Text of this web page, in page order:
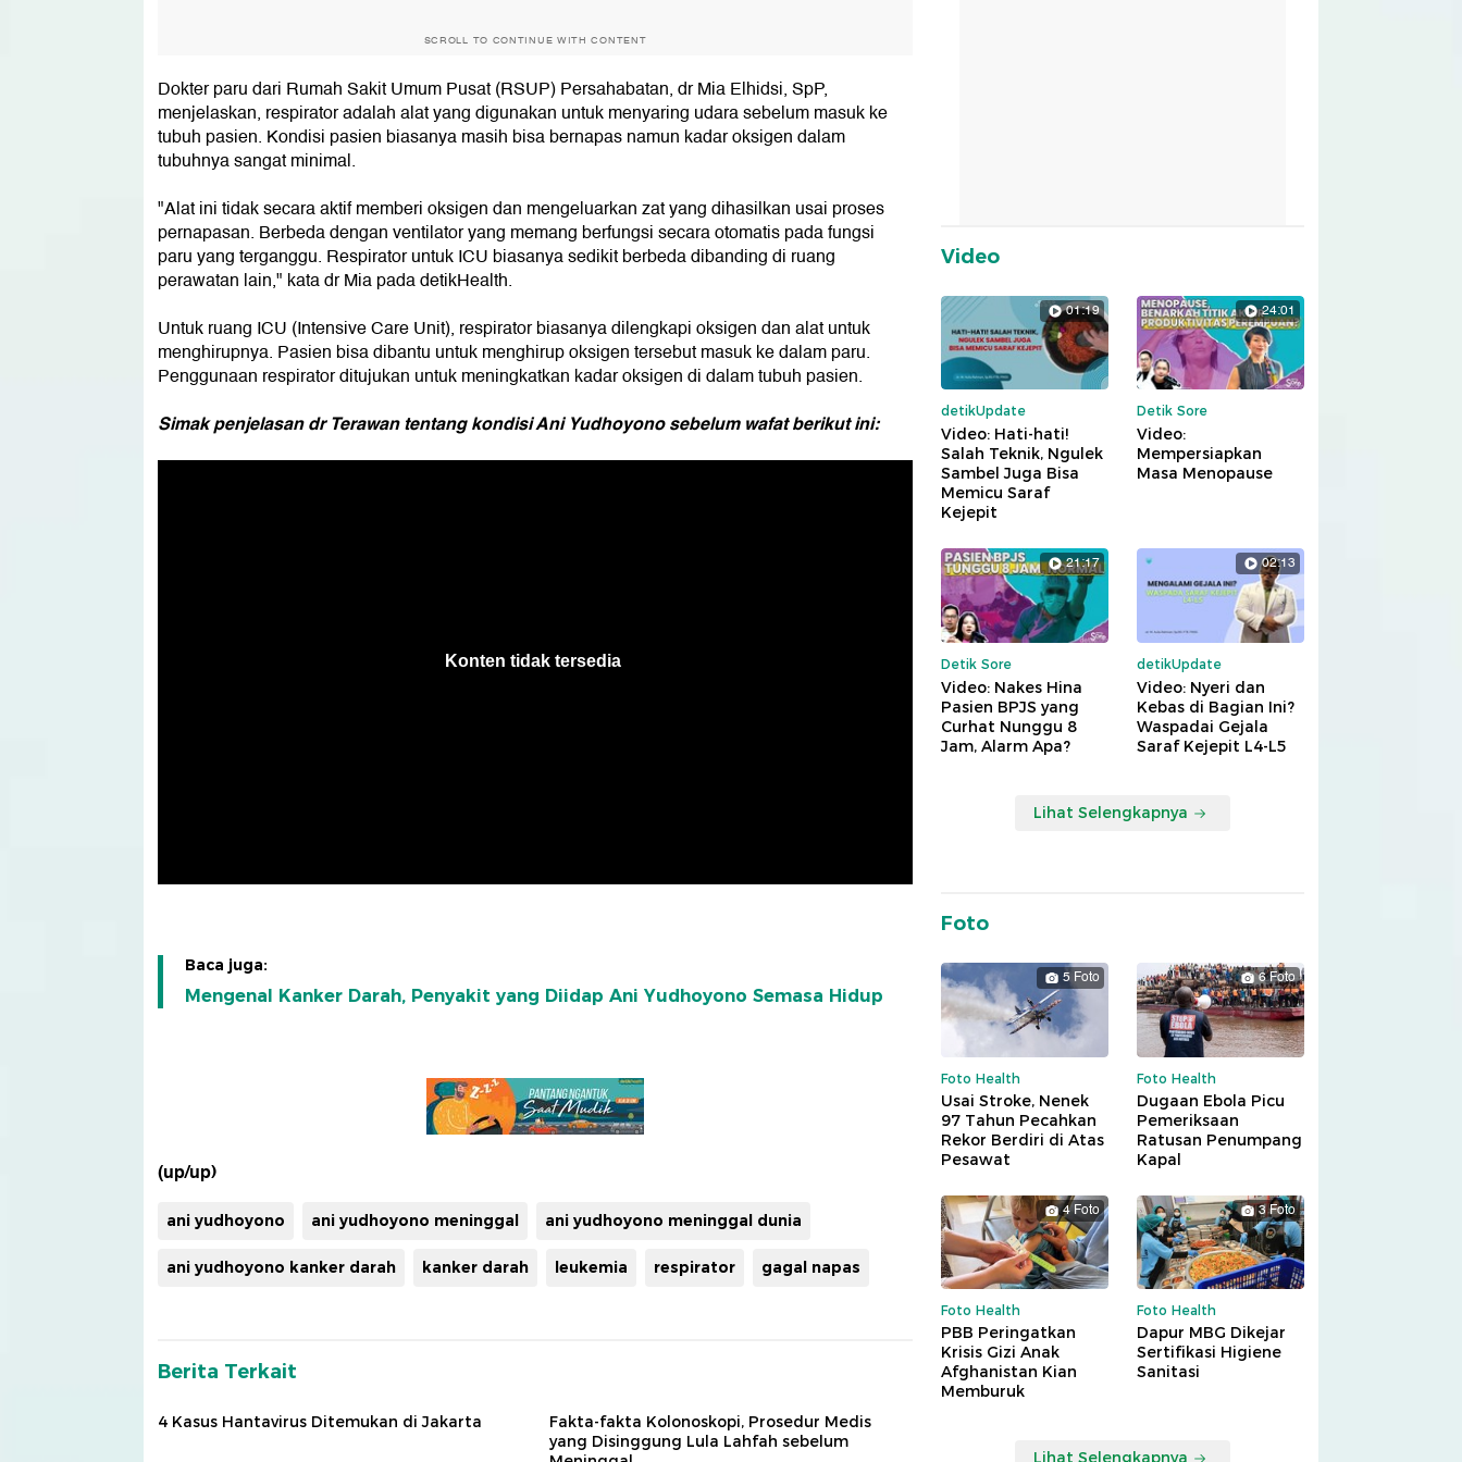
SCROLL TO CONTINUE WITH CONTENT
Dokter paru dari Rumah Sakit Umum Pusat (RSUP) Persahabatan, dr Mia Elhidsi, SpP,
menjelaskan, respirator adalah alat yang digunakan untuk menyaring udara sebelum masuk ke
tubuh pasien. Kondisi pasien biasanya masih bisa bernapas namun kadar oksigen dalam
tubuhnya sangat minimal.
"Alat ini tidak secara aktif memberi oksigen dan mengeluarkan zat yang dihasilkan usai proses
pernapasan. Berbeda dengan ventilator yang memang berfungsi secara otomatis pada fungsi
paru yang terganggu. Respirator untuk ICU biasanya sedikit berbeda dibanding di ruang
perawatan lain," kata dr Mia pada detikHealth.
Untuk ruang ICU (Intensive Care Unit), respirator biasanya dilengkapi oksigen dan alat untuk
menghirupnya. Pasien bisa dibantu untuk menghirup oksigen tersebut masuk ke dalam paru.
Penggunaan respirator ditujukan untuk meningkatkan kadar oksigen di dalam tubuh pasien.
Simak penjelasan dr Terawan tentang kondisi Ani Yudhoyono sebelum wafat berikut ini:
Baca juga:
Mengenal Kanker Darah, Penyakit yang Diidap Ani Yudhoyono Semasa Hidup
(up/up)
ani yudhoyono ani yudhoyono meninggal ani yudhoyono meninggal dunia
ani yudhoyono kanker darah kanker darah leukemia respirator gagal napas
Berita Terkait
4 Kasus Hantavirus Ditemukan di Jakarta
Fakta-fakta Kolonoskopi, Prosedur Medis
yang Disinggung Lula Lahfah sebelum
Video
01:19
detikUpdate
Video: Hati-hati!
Salah Teknik, Ngulek
Sambel Juga Bisa
Memicu Saraf
Kejepit
24:01
Detik Sore
Video:
Mempersiapkan
Masa Menopause
21:17
Detik Sore
Video: Nakes Hina
Pasien BPJS yang
Curhat Nunggu 8
Jam, Alarm Apa?
02:13
detikUpdate
Video: Nyeri dan
Kebas di Bagian Ini?
Waspadai Gejala
Saraf Kejepit L4-L5
Lihat Selengkapnya
Foto
5 Foto
Foto Health
Usai Stroke, Nenek
97 Tahun Pecahkan
Rekor Berdiri di Atas
Pesawat
6 Foto
Foto Health
Dugaan Ebola Picu
Pemeriksaan
Ratusan Penumpang
Kapal
4 Foto
Foto Health
PBB Peringatkan
Krisis Gizi Anak
Afghanistan Kian
Memburuk
3 Foto
Foto Health
Dapur MBG Dikejar
Sertifikasi Higiene
Sanitasi
Lihat Selengkapnya